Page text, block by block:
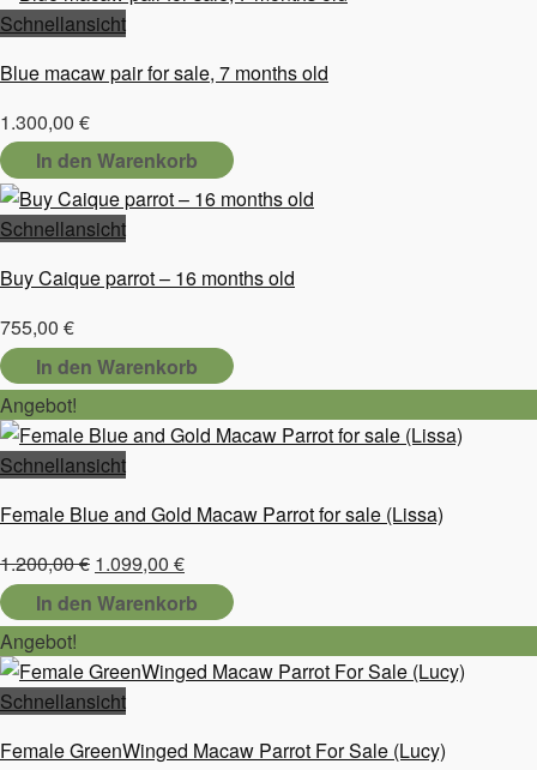
Schnellansicht
Blue macaw pair for sale, 7 months old
1.300,00 €
In den Warenkorb
Schnellansicht
Buy Caique parrot – 16 months old
755,00 €
In den Warenkorb
Angebot!
Schnellansicht
Female Blue and Gold Macaw Parrot for sale (Lissa)
1.200,00€ Ursprünglicher
Preis
war:
1.200,00 €
1.099,00 €Aktueller
Preis
ist:
1.099,00 €.
In den Warenkorb
Angebot!
Schnellansicht
Female GreenWinged Macaw Parrot For Sale (Lucy)